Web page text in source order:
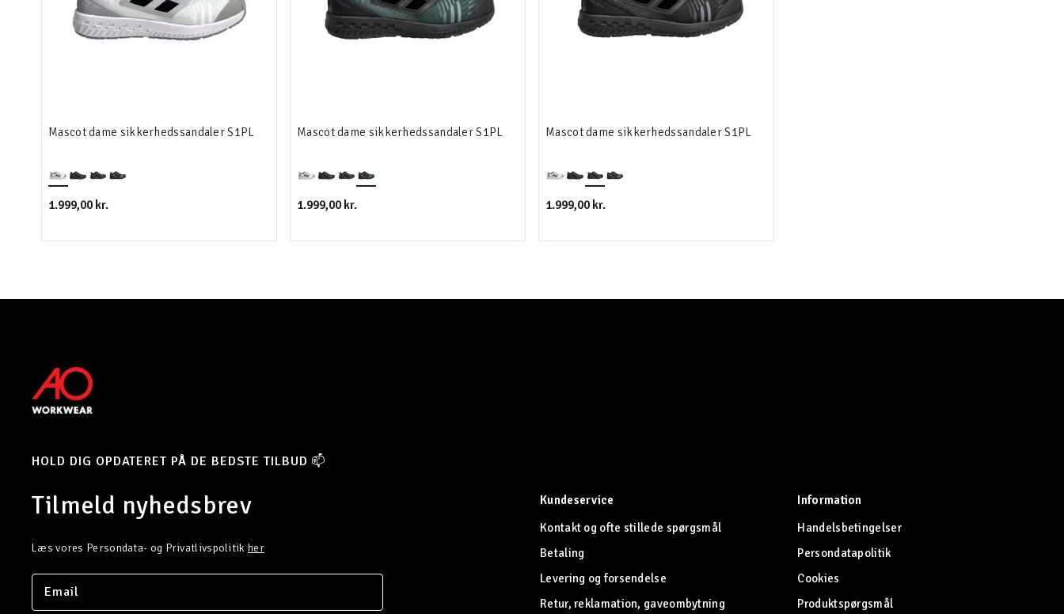
Mascot dame sikkerhedssandaler S1PL
1.999,00 kr.
Mascot dame sikkerhedssandaler S1PL
1.999,00 kr.
Mascot dame sikkerhedssandaler S1PL
1.999,00 kr.
HOLD DIG OPDATERET PÅ DE BEDSTE TILBUD 📫
Tilmeld nyhedsbrev
Læs vores Persondata- og Privatlivspolitik her
Kundeservice
Kontakt og ofte stillede spørgsmål
Betaling
Levering og forsendelse
Retur, reklamation, gaveombytning
Information
Handelsbetingelser
Persondatapolitik
Cookies
Produktspørgsmål